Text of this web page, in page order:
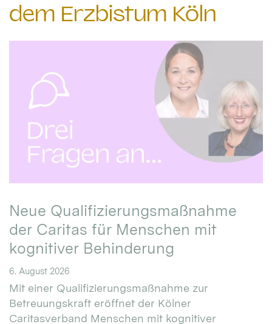
dem Erzbistum Köln
Neue Qualifizierungsmaßnahme
der Caritas für Menschen mit
kognitiver Behinderung
6. August 2026
Mit einer Qualifizierungsmaßnahme zur
Betreuungskraft eröffnet der Kölner
Caritasverband Menschen mit kognitiver